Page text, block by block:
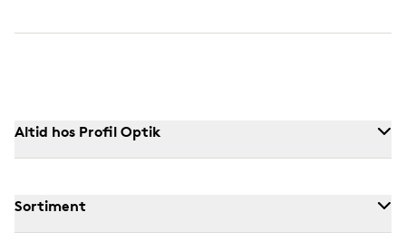
Altid hos Profil Optik
Sortiment